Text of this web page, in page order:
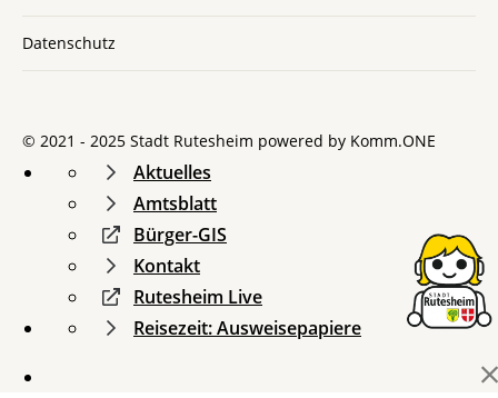
Datenschutz
© 2021 - 2025 Stadt Rutesheim powered by Komm.ONE
Aktuelles
Amtsblatt
Bürger-GIS
Kontakt
Rutesheim Live
Reisezeit: Ausweisepapiere